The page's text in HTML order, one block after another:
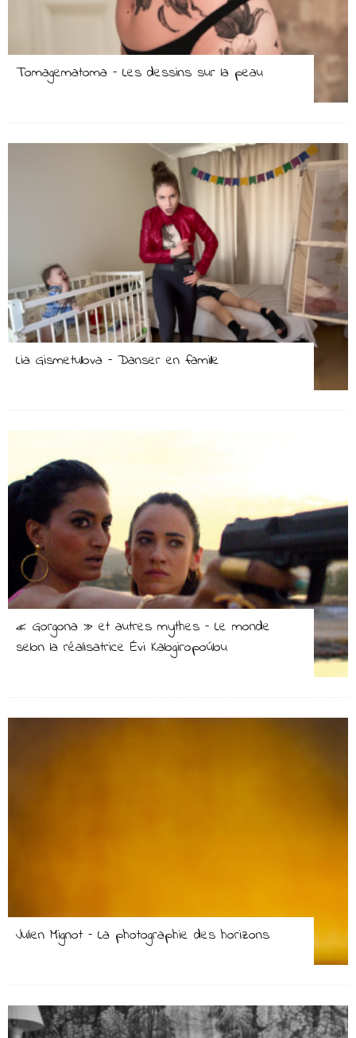
Tomagematoma – Les dessins sur la peau
Lia Gismetullova – Danser en famille
« Gorgona » et autres mythes – Le monde
selon la réalisatrice Évi Kalogiropoúlou
Julien Mignot – La photographie des horizons